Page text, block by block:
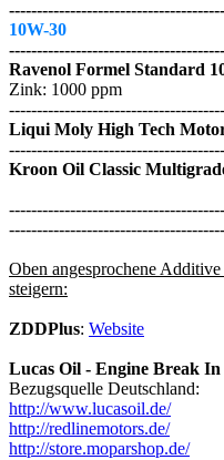
10W-30
Ravenol Formel Standard
Zink: 1000 ppm
Liqui Moly High Tech
Kroon Oil Classic
Oben angesprochene
steigern:
ZDDPlus: Website
Lucas Oil - Engine Break
Bezugsquelle Deutschland:
http://www.lucasoil.de/
http://redlinemotors.de/
http://store.moparshop.de/